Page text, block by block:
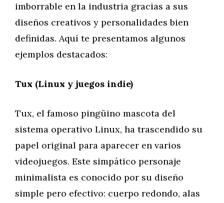
imborrable en la industria gracias a sus
diseños creativos y personalidades bien
definidas. Aquí te presentamos algunos
ejemplos destacados:
Tux (Linux y juegos indie)
Tux, el famoso pingüino mascota del
sistema operativo Linux, ha trascendido su
papel original para aparecer en varios
videojuegos. Este simpático personaje
minimalista es conocido por su diseño
simple pero efectivo: cuerpo redondo, alas